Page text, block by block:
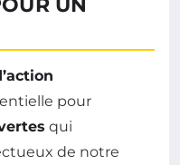
UN
pour
qui
de notre